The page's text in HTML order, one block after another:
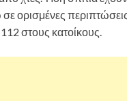
ορισμένες περιπτώσεις
στους κατοίκους.